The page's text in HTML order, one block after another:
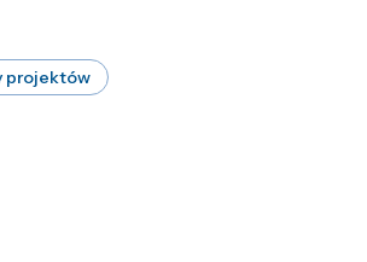
projektów